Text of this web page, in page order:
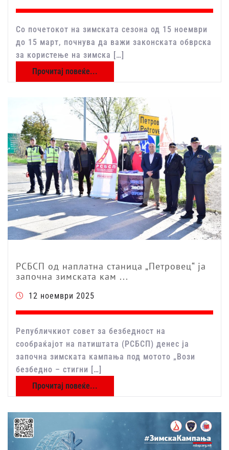
Со почетокот на зимската сезона од 15 ноември
до 15 март, почнува да важи законската обврска
за користење на зимска […]
Прочитај повеќе...
РСБСП од наплатна станица „Петровец“ ја
започна зимската кам ...
12 ноември 2025
Републичкиот совет за безбедност на
сообраќајот на патиштата (РСБСП) денес ја
започна зимската кампања под мотото „Вози
безбедно – стигни […]
Прочитај повеќе...